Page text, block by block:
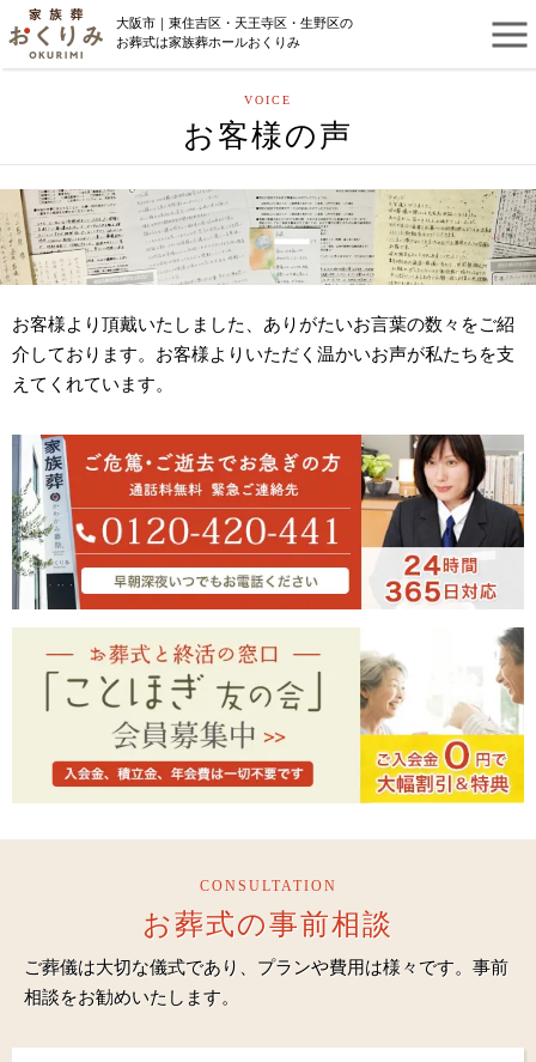
大阪市｜東住吉区・天王寺区・生野区の
お葬式は家族葬ホールおくりみ
VOICE
お客様の声
お客様より頂戴いたしました、ありがたいお言葉の数々をご紹
介しております。お客様よりいただく温かいお声が私たちを支
えてくれています。
CONSULTATION
お葬式の事前相談
ご葬儀は大切な儀式であり、プランや費用は様々です。事前
相談をお勧めいたします。